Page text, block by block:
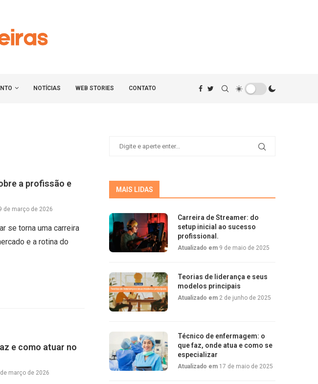
NOTÍCIAS WEB STORIES CONTATO
a profissão e
de março de 2026
se torna uma carreira
e a rotina do
e como atuar no
março de 2026
MAIS LIDAS
Carreira de Streamer: do
setup inicial ao sucesso
profissional.
Atualizado em 9 de maio de 2025
Teorias de liderança e seus
modelos principais
Atualizado em 2 de junho de 2025
Técnico de enfermagem: o
que faz, onde atua e como se
especializar
Atualizado em 17 de maio de 2025